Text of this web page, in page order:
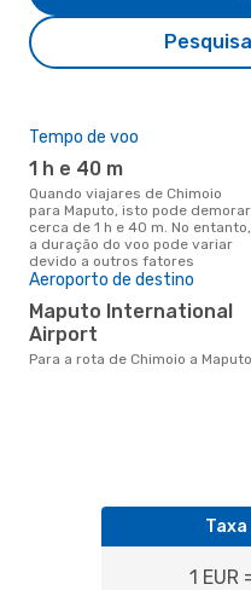
Tempo de voo
1 h e 40 m
Quando viajares de Chimoio
para Maputo, isto pode demorar
cerca de 1 h e 40 m. No entanto,
a duração do voo pode variar
devido a outros fatores
Aeroporto de destino
Maputo International
Airport
Para a rota de Chimoio a Maputo
Taxa
1 EUR